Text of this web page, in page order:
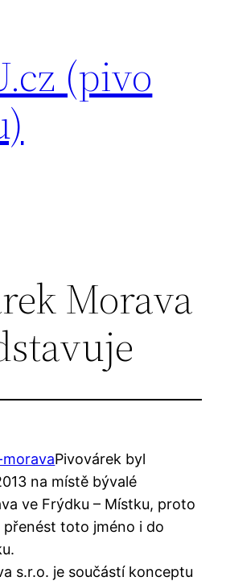
(pivo
Morava
Pivovárek byl
na místě bývalé
ve Frýdku – Místku, proto
přenést toto jméno i do
s.r.o. je součástí konceptu